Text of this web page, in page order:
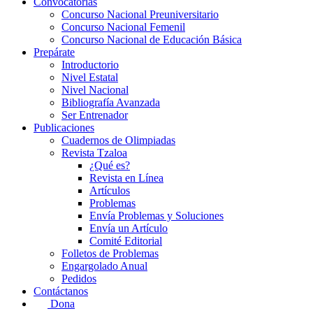
Concurso Nacional Preuniversitario
Concurso Nacional Femenil
Concurso Nacional de Educación Básica
Prepárate
Introductorio
Nivel Estatal
Nivel Nacional
Bibliografía Avanzada
Ser Entrenador
Publicaciones
Cuadernos de Olimpiadas
Revista Tzaloa
¿Qué es?
Revista en Línea
Artículos
Problemas
Envía Problemas y Soluciones
Envía un Artículo
Comité Editorial
Folletos de Problemas
Engargolado Anual
Pedidos
Contáctanos
Dona